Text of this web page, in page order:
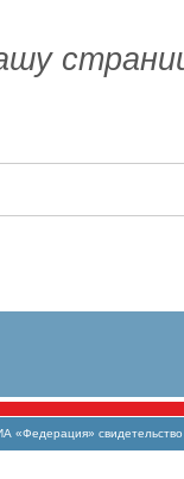
«Федерация»